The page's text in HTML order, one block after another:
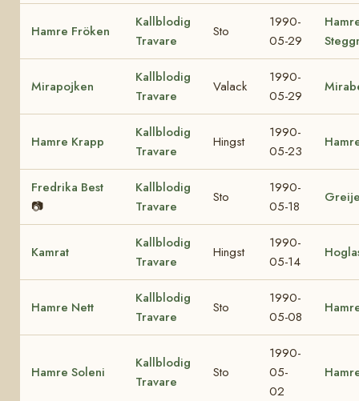
Hamre Fröken
Kallblodig
Travare
Sto
1990-
05-29
Mirapojken
Kallblodig
Travare
Valack
1990-
05-29
Hamre Krapp
Kallblodig
Travare
Hingst
1990-
05-23
Fredrika Best
📷
Kallblodig
Travare
Sto
1990-
05-18
Kamrat
Kallblodig
Travare
Hingst
1990-
05-14
Hamre Nett
Kallblodig
Travare
Sto
1990-
05-08
Hamre Soleni
Kallblodig
Travare
Sto
1990-
05-
02